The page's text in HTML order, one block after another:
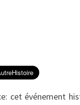
cet événement